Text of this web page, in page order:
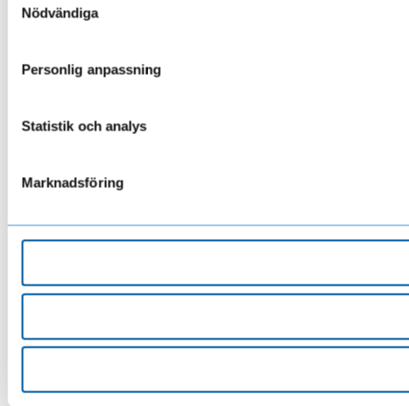
Nödvändiga
Personlig anpassning
Statistik och analys
Marknadsföring